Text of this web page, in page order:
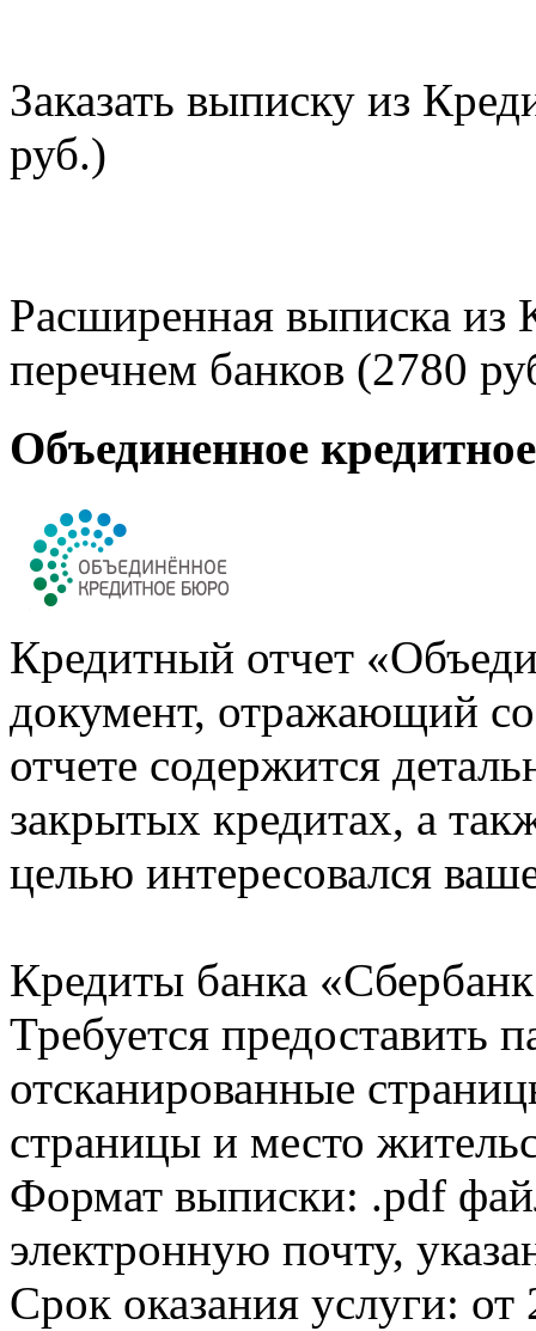
Заказать выписку из
руб.)
Расширенная выписка из
перечнем банков (2780
Объединенное
Кредитный отчет
документ, отражающий
отчете содержится
закрытых кредитах, а
целью интересовался
Кредиты банка
Требуется предоставить
отсканированные
страницы и место
Формат выписки: .pdf
электронную почту,
Срок оказания услуги: от